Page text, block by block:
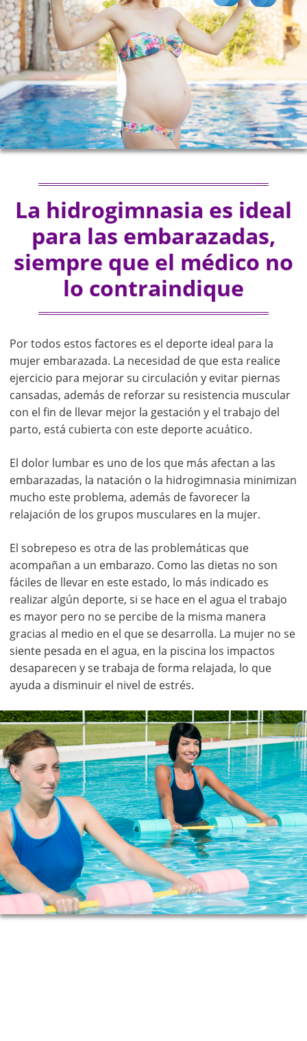
La hidrogimnasia es ideal
para las embarazadas,
siempre que el médico no
lo contraindique
Por todos estos factores es el deporte ideal para la
mujer embarazada. La necesidad de que esta realice
ejercicio para mejorar su circulación y evitar piernas
cansadas, además de reforzar su resistencia muscular
con el fin de llevar mejor la gestación y el trabajo del
parto, está cubierta con este deporte acuático.
El dolor lumbar es uno de los que más afectan a las
embarazadas, la natación o la hidrogimnasia minimizan
mucho este problema, además de favorecer la
relajación de los grupos musculares en la mujer.
El sobrepeso es otra de las problemáticas que
acompañan a un embarazo. Como las dietas no son
fáciles de llevar en este estado, lo más indicado es
realizar algún deporte, si se hace en el agua el trabajo
es mayor pero no se percibe de la misma manera
gracias al medio en el que se desarrolla. La mujer no se
siente pesada en el agua, en la piscina los impactos
desaparecen y se trabaja de forma relajada, lo que
ayuda a disminuir el nivel de estrés.